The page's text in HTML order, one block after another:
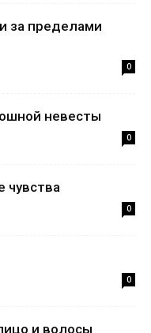
за пределами
0
невесты
0
чувства
0
0
и волосы